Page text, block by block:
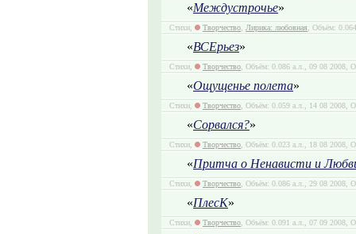
«Междустрочье»
Стихи, Творчество, Лирика: любовная, Объём:
«ВСЕрьез»
Стихи, Творчество, Объём: 0.086 а.л., 09 08 2008,
«Ощущенье полета»
Стихи, Творчество, Объём: 0.059 а.л., 14 08 2008,
«Сорвался?»
Стихи, Творчество, Объём: 0.023 а.л., 18 08 2008,
«Притча о Ненависти и
Стихи, Творчество, Объём: 0.086 а.л., 29 08 2008,
«ПлесК»
Стихи, Творчество, Объём: 0.091 а.л., 07 09 2008,